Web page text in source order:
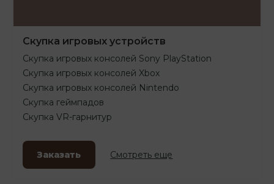
Скупка игровых устройств
Скупка игровых консолей Sony PlayStation
Скупка игровых консолей Xbox
Скупка игровых консолей Nintendo
Скупка геймпадов
Скупка VR-гарнитур
Заказать Смотреть еще